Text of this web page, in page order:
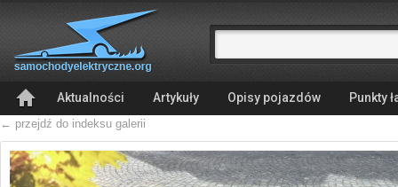
Aktualności Artykuły Opisy pojazdów Punkty
← przejdź do indeksu galerii